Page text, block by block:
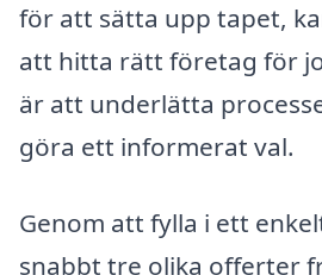
för att sätta upp tapet,
att hitta rätt företag för
är att underlätta
göra ett informerat val.
Genom att fylla i ett
snabbt tre olika offerter